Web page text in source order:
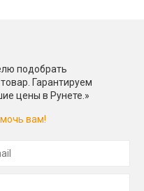
подобрать
Гарантируем
цены в Рунете.»
вам!